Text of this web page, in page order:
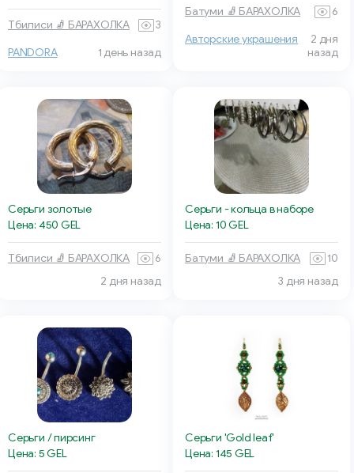
Тбилиси 🧦 БАРАХОЛКА 3
PANDORA 1 день назад
Батуми 🧦 БАРАХОЛКА 6
Авторские украшения
2 дня
назад
Серьги золотые
Цена: 450 GEL
Тбилиси 🧦 БАРАХОЛКА
6
2 дня назад
Серьги - кольца в наборе
Цена: 10 GEL
Батуми 🧦 БАРАХОЛКА
10
3 дня назад
Серьги / пирсинг
Цена: 5 GEL
Серьги 'Gold leaf'
Цена: 145 GEL